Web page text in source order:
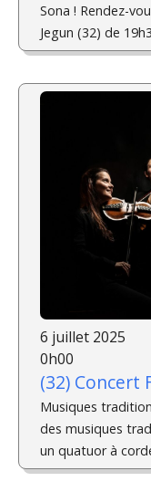
Sona ! Rendez-
Jegun (32) de
6 juillet 2025
0h00
(32) Concert
Musiques
des musiques
un quatuor à